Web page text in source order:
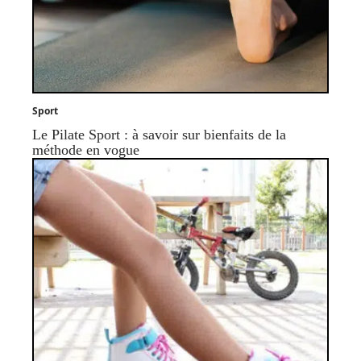
Sport
Le Pilate Sport : à savoir sur bienfaits de la
méthode en vogue